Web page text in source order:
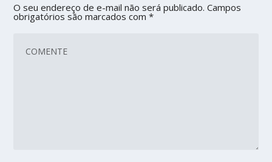
O seu endereço de e-mail não será publicado. Campos
obrigatórios são marcados com*